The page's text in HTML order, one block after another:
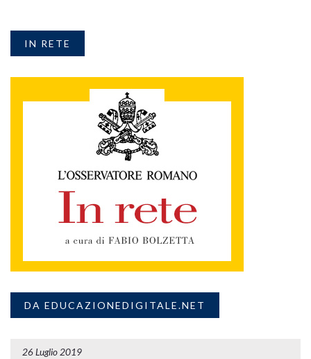
IN RETE
DA EDUCAZIONEDIGITALE.NET
26 Luglio 2019